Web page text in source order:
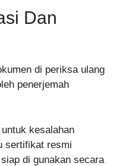
Dan
di periksa ulang
penerjemah
kesalahan
sertifikat resmi
di gunakan secara